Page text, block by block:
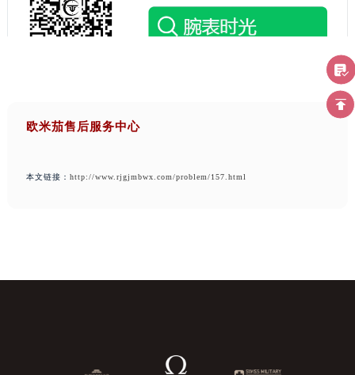
欧米茄售后服务中心
本文链接： http://www.rjgjmbwx.com/problem/157.html